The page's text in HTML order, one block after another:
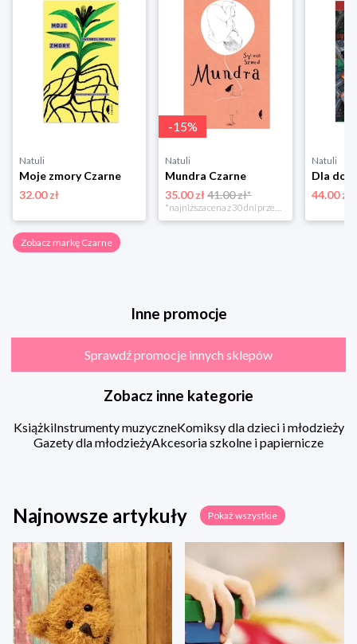
Natuli
Moje zmory Czarne
32.00 zł
-15%
Natuli
Mundra Czarne
35.00 zł 41.00 zł*
Natuli
44.00 zł
Zobacz markę Czarne
Inne promocje
Sprawdź promocje innych sklepów
Zobacz inne kategorie
KsiążkiInstrumenty muzyczneKomiksy dla dzieci i młodzieży
Gazety dla młodzieżyAkcesoria szkolne i papiernicze
Najnowsze artykuły Pokaż wszystkie